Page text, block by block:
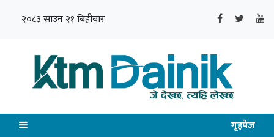
२०८३ साउन २१ बिहीबार
गृहपेज